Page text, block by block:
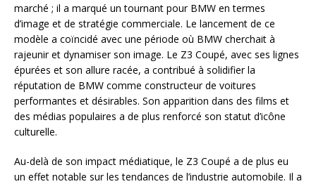
marché ; il a marqué un tournant pour BMW en termes
d’image et de stratégie commerciale. Le lancement de ce
modèle a coïncidé avec une période où BMW cherchait à
rajeunir et dynamiser son image. Le Z3 Coupé, avec ses lignes
épurées et son allure racée, a contribué à solidifier la
réputation de BMW comme constructeur de voitures
performantes et désirables. Son apparition dans des films et
des médias populaires a de plus renforcé son statut d’icône
culturelle.
Au-delà de son impact médiatique, le Z3 Coupé a de plus eu
un effet notable sur les tendances de l’industrie automobile. Il a